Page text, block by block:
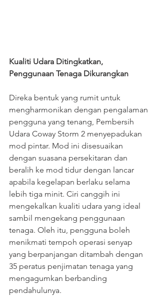
Kualiti Udara Ditingkatkan,
Penggunaan Tenaga Dikurangkan
Direka bentuk yang rumit untuk
mengharmonikan dengan pengalaman
pengguna yang tenang, Pembersih
Udara Coway Storm 2 menyepadukan
mod pintar. Mod ini disesuaikan
dengan suasana persekitaran dan
beralih ke mod tidur dengan lancar
apabila kegelapan berlaku selama
lebih tiga minit. Ciri canggih ini
mengekalkan kualiti udara yang ideal
sambil mengekang penggunaan
tenaga. Oleh itu, pengguna boleh
menikmati tempoh operasi senyap
yang berpanjangan ditambah dengan
35 peratus penjimatan tenaga yang
mengagumkan berbanding
pendahulunya.